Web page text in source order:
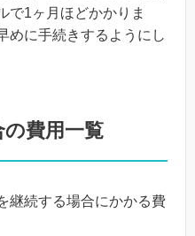
で1ヶ月ほどかかりま
めに手続きするようにし
の費用一覧
継続する場合にかかる費